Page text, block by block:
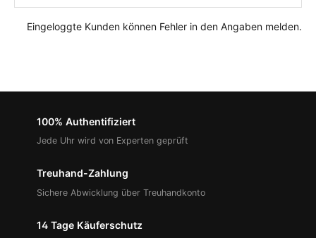
Eingeloggte Kunden können Fehler in den Angaben melden.
100% Authentifiziert
Jede Uhr wird von Experten geprüft
Treuhand-Zahlung
Sichere Abwicklung über Treuhandkonto
14 Tage Käuferschutz